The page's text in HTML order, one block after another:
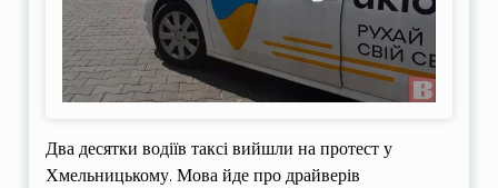
Два десятки водіїв таксі вийшли на протест у
Хмельницькому. Мова йде про драйверів